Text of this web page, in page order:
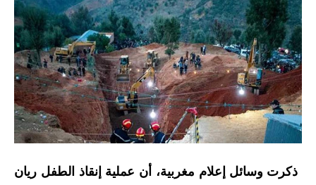
الرواتب
القروض والسلف
المنح المالية
قطع الاراضي
اخبار العراق
الاخبار السياسية
ذكرت وسائل إعلام مغربية، أن عملية إنقاذ الطفل ريان